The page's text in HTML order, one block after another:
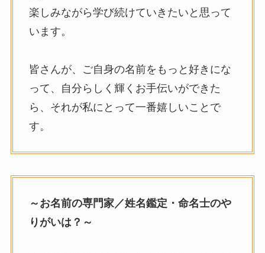
楽しみながら学び続けていきたいと思って
います。
皆さんが、ご自身の名前をもっと好きにな
って、自分らしく輝くお手伝いができた
ら、それが私にとって一番嬉しいことで
す。
～お名前の専門家／姓名鑑定・命名士のや
りがいは？～